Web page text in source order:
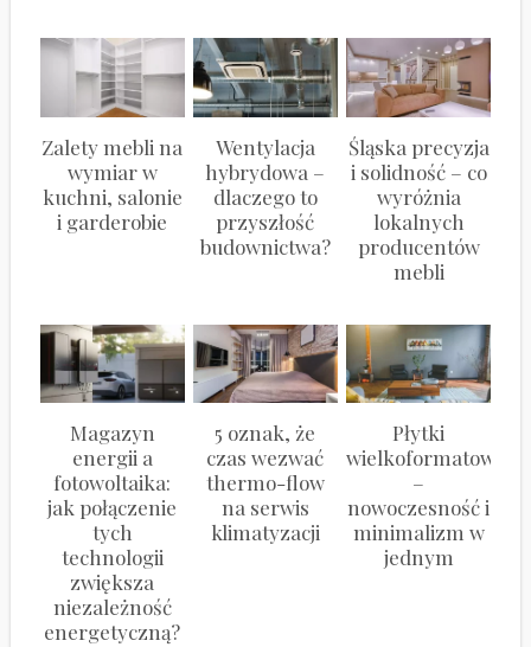
Zalety mebli na
wymiar w
kuchni, salonie
i garderobie
Wentylacja
hybrydowa –
dlaczego to
przyszłość
budownictwa?
Śląska precyzja
i solidność – co
wyróżnia
lokalnych
producentów
mebli
Magazyn
energii a
fotowoltaika:
jak połączenie
tych
technologii
zwiększa
niezależność
energetyczną?
5 oznak, że
czas wezwać
thermo-flow
na serwis
klimatyzacji
Płytki
wielkoformatowe
–
nowoczesność i
minimalizm w
jednym